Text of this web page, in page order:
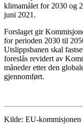
klimamålet for 2030 og
juni 2021.
Forslaget gir
for perioden 2030 til
Utslippsbanen skal
foreslås revidert av
måneder etter den
gjennomført.
Kilde: EU-kommisjonen